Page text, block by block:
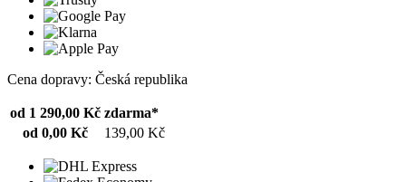
Cena dopravy: Česká republika
od 1 290,00 Kč zdarma*
od 0,00 Kč
139,00 Kč